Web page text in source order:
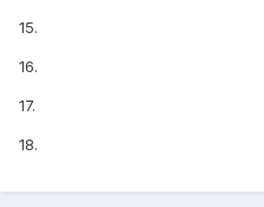
15.
16.
17.
18.